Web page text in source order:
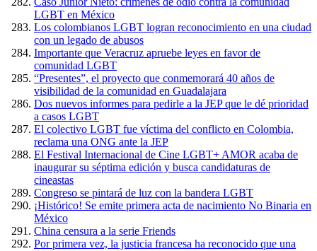
LGBT en México
Los colombianos LGBT logran reconocimiento en una ciudad
con un legado de abusos
Importante que Veracruz apruebe leyes en favor de
comunidad LGBT
“Presentes”, el proyecto que conmemorará 40 años de
visibilidad de la comunidad en Guadalajara
Dos nuevos informes para pedirle a la JEP que le dé prioridad
a casos LGBT
El colectivo LGBT fue víctima del conflicto en Colombia,
reclama una ONG ante la JEP
El Festival Internacional de Cine LGBT+ AMOR acaba de
inaugurar su séptima edición y busca candidaturas de
cineastas
Congreso se pintará de luz con la bandera LGBT
¡Histórico! Se emite primera acta de nacimiento No Binaria en
México
China censura a la serie Friends
Por primera vez, la justicia francesa ha reconocido que una